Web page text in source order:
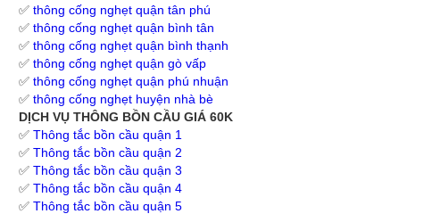
✅ thông cống nghẹt quận tân phú
✅ thông cống nghẹt quận bình tân
✅ thông cống nghẹt quận bình thạnh
✅ thông cống nghẹt quận gò vấp
✅ thông cống nghẹt quận phú nhuận
✅ thông cống nghẹt huyện nhà bè
DỊCH VỤ THÔNG BỒN CẦU GIÁ 60K
✅ Thông tắc bồn cầu quận 1
✅ Thông tắc bồn cầu quận 2
✅ Thông tắc bồn cầu quận 3
✅ Thông tắc bồn cầu quận 4
✅ Thông tắc bồn cầu quận 5